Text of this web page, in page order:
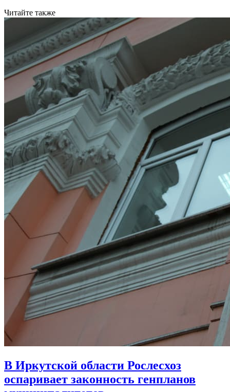
Читайте также
В Иркутской области Рослесхоз
оспаривает законность генпланов